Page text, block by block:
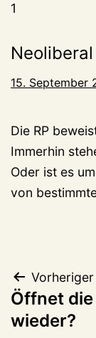
1
15. September
Die RP
Immerhin
Oder ist es
von
Öffnet
wieder?